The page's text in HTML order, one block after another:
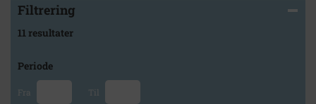
Filtrering
11 resultater
Periode
Fra Til